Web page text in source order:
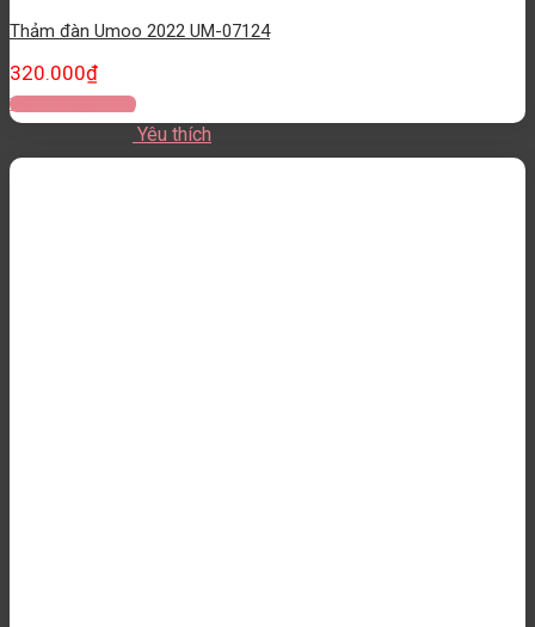
Thảm đàn Umoo 2022 UM-07124
320.000₫
Thêm vào giỏ hàng
Yêu thích